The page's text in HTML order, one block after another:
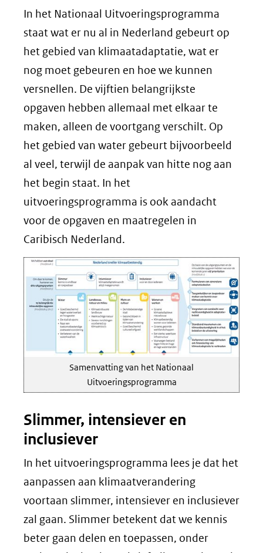
In het Nationaal Uitvoeringsprogramma
staat wat er nu al in Nederland gebeurt op
het gebied van klimaatadaptatie, wat er
nog moet gebeuren en hoe we kunnen
versnellen. De vijftien belangrijkste
opgaven hebben allemaal met elkaar te
maken, alleen de voortgang verschilt. Op
het gebied van water gebeurt bijvoorbeeld
al veel, terwijl de aanpak van hitte nog aan
het begin staat. In het
uitvoeringsprogramma is ook aandacht
voor de opgaven en maatregelen in
Caribisch Nederland.
Samenvatting van het Nationaal
Uitvoeringsprogramma
Slimmer, intensiever en
inclusiever
In het uitvoeringsprogramma lees je dat het
aanpassen aan klimaatverandering
voortaan slimmer, intensiever en inclusiever
zal gaan. Slimmer betekent dat we kennis
beter gaan delen en toepassen, onder